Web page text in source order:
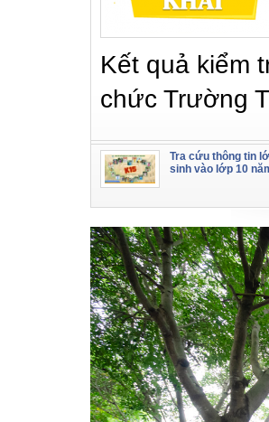
Kết quả kiểm
chức Trường
Tra cứu thông tin
sinh vào lớp 10